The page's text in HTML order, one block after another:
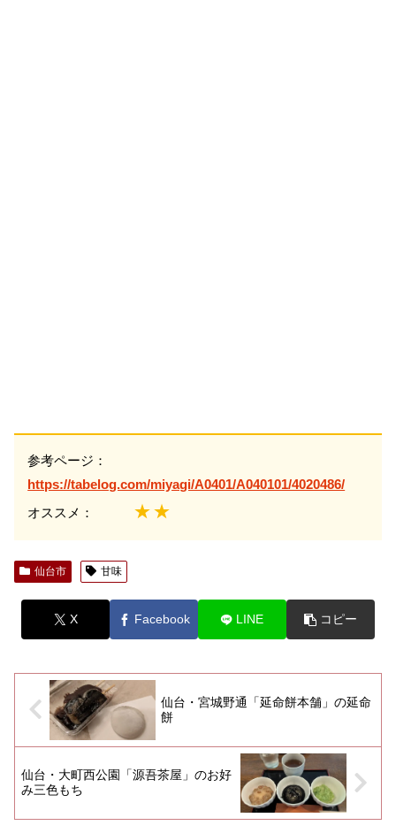
参考ページ：
https://tabelog.com/miyagi/A0401/A040101/4020486/
オススメ： ★★
仙台市 甘味
X Facebook LINE コピー
仙台・宮城野通「延命餅本舗」の延命
餅
仙台・大町西公園「源吾茶屋」のお好
み三色もち